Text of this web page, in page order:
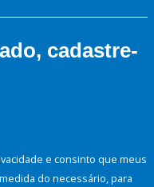
cadastre-
e consinto que meus
do necessário, para